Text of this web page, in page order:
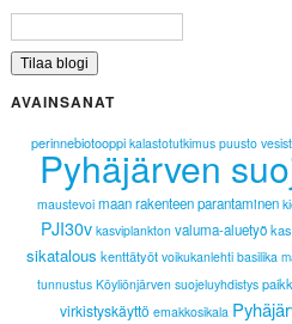
AVAINSANAT
perinnebiotooppi kalastotutkimus puusto
Pyhäjärven
maustevoi maan rakenteen parantaminen
PJI30v kasviplankton valuma-aluetyö
sikatalous kenttätyöt voikukanlehti basilika
tunnustus Köyliönjärven suojeluyhdistys
virkistyskäyttö emakkosikala